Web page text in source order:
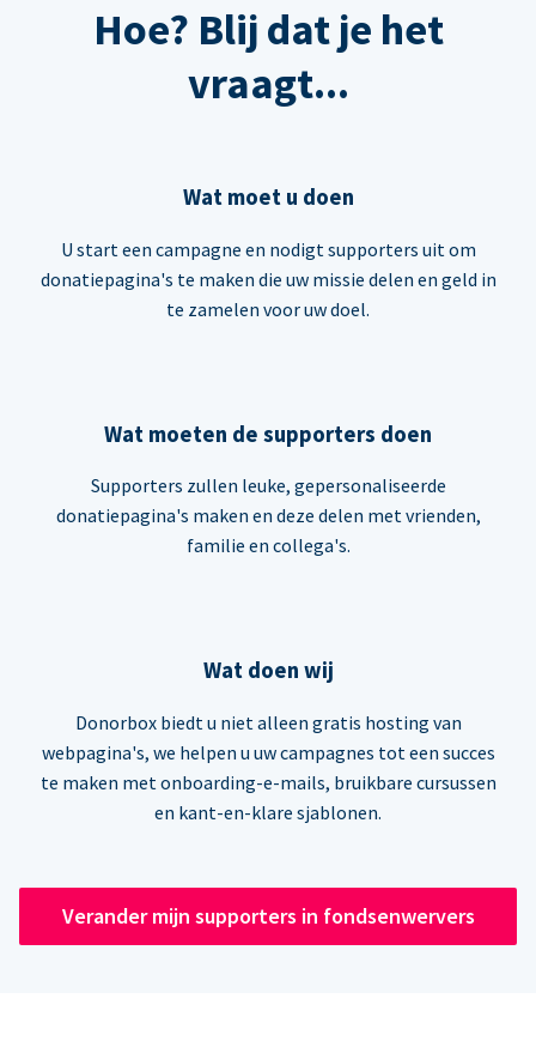
Hoe? Blij dat je het
vraagt...
Wat moet u doen
U start een campagne en nodigt supporters uit om
donatiepagina's te maken die uw missie delen en geld in
te zamelen voor uw doel.
Wat moeten de supporters doen
Supporters zullen leuke, gepersonaliseerde
donatiepagina's maken en deze delen met vrienden,
familie en collega's.
Wat doen wij
Donorbox biedt u niet alleen gratis hosting van
webpagina's, we helpen u uw campagnes tot een succes
te maken met onboarding-e-mails, bruikbare cursussen
en kant-en-klare sjablonen.
Verander mijn supporters in fondsenwervers